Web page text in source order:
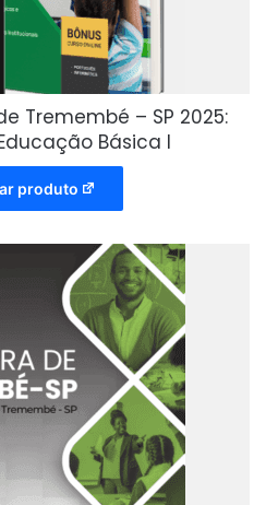
Tremembé – SP 2025:
Básica I
produto